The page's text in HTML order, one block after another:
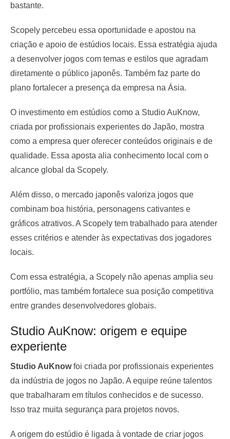
bastante.
Scopely percebeu essa oportunidade e apostou na
criação e apoio de estúdios locais. Essa estratégia ajuda
a desenvolver jogos com temas e estilos que agradam
diretamente o público japonês. Também faz parte do
plano fortalecer a presença da empresa na Ásia.
O investimento em estúdios como a Studio AuKnow,
criada por profissionais experientes do Japão, mostra
como a empresa quer oferecer conteúdos originais e de
qualidade. Essa aposta alia conhecimento local com o
alcance global da Scopely.
Além disso, o mercado japonês valoriza jogos que
combinam boa história, personagens cativantes e
gráficos atrativos. A Scopely tem trabalhado para atender
esses critérios e atender às expectativas dos jogadores
locais.
Com essa estratégia, a Scopely não apenas amplia seu
portfólio, mas também fortalece sua posição competitiva
entre grandes desenvolvedores globais.
Studio AuKnow: origem e equipe
experiente
Studio AuKnowfoi criada por profissionais experientes
da indústria de jogos no Japão. A equipe reúne talentos
que trabalharam em títulos conhecidos e de sucesso.
Isso traz muita segurança para projetos novos.
A origem do estúdio é ligada à vontade de criar jogos